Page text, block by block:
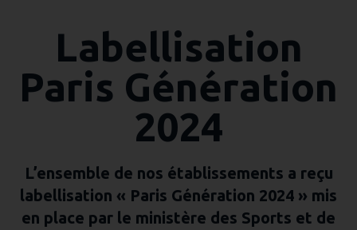
Labellisation
Paris Génération
2024
L’ensemble de nos établissements a reçu
labellisation « Paris Génération 2024 » mis
en place par le ministère des Sports et de